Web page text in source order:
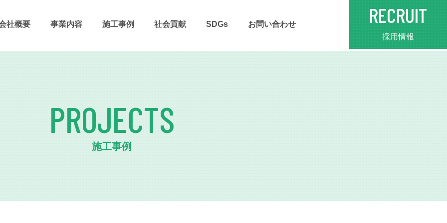
社概要 事業内容 施⼯事例 社会貢献 SDGs お問い合わせ RECRUIT
採用情報
PROJECTS
施工事例